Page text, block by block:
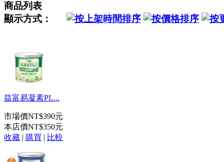
商品列表
顯示方式：
益富易凝素PL...
市場價NT$390元
本店價NT$350元
收藏 | 購買 | 比較